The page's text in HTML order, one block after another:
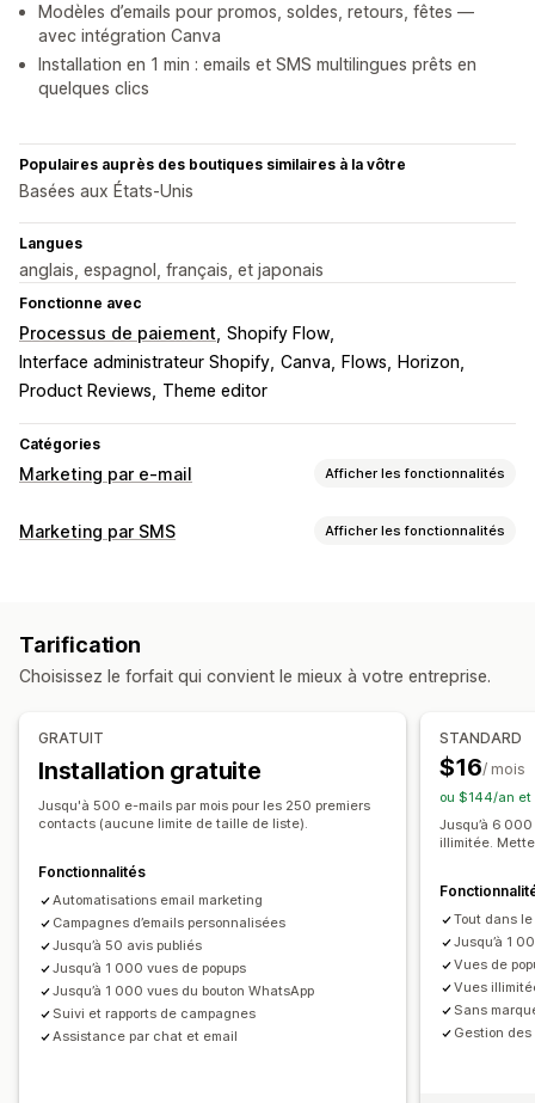
Modèles d’emails pour promos, soldes, retours, fêtes —
avec intégration Canva
Installation en 1 min : emails et SMS multilingues prêts en
quelques clics
Populaires auprès des boutiques similaires à la vôtre
Basées aux États-Unis
Langues
anglais, espagnol, français, et japonais
Fonctionne avec
Processus de paiement Shopify Flow
Interface administrateur Shopify Canva Flows
Horizon
Product Reviews
Theme editor
Catégories
Marketing par e-mail Afficher les fonctionnalités
Types de campagnes
E-mails de vente incitative
E-mails de panier
E-mails de paiement
Intention de sortie
E-mails de baisse des prix
E-mails d’alerte de réapprovisionnement
E-mails de reconquête
Recommandations de produits
Avis sur les produits
Gestion des campagnes
Outil d’édition Modèles
Traduction
Localisation Code personnalisé
Polices personnalisées
Édition en bloc Import et export
Domaines d’e-mails
Recueil du consentement
Marketing par SMS Afficher les fonctionnalités
Identifiant d’expéditeur personnalisé
Messages personnalisés Messages programmés
Indicateurs de conversion
Analyses de données en temps réel
Segmentation Segments personnalisés Adhésion
Récupération de panier
Demandes de retour d’expérience
Confirmations de commandes
Rappels de paiement
Recommandations de produits
Suivi des commandes
Renouvellements d’abonnement
Message d’accueil
Campagnes de reconquête
Tarification
Choisissez le forfait qui convient le mieux à votre entreprise.
GRATUIT
Installation gratuite
Jusqu'à 500 e-mails par mois pour les 250 premiers
contacts (aucune limite de taille de liste).
Fonctionnalités
Automatisations email marketing
Campagnes d’emails personnalisées
Jusqu’à 50 avis publiés
Jusqu’à 1 000 vues de popups
Jusqu’à 1 000 vues du bouton WhatsApp
Suivi et rapports de campagnes
Assistance par chat et email
STANDARD
$16/ mois
ou $144/an et
Jusqu’à 6
illimitée.
Tout dans le
Jusqu’à 1
Vues de
Vues
Sans
Gestion